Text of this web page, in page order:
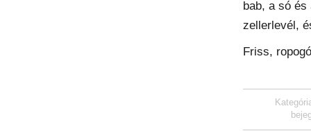
bab, a só
zellerlevél,
Friss,